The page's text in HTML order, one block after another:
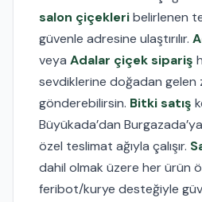
salon çiçekleribelirlenen
güvenle adresine ulaştırılır.
veya Adalar çiçek sipariş
sevdiklerine doğadan gelen
gönderebilirsin. Bitki satış
Büyükada’dan
özel teslimat ağıyla çalışır.
dahil olmak üzere her ürün
feribot/kurye desteğiyle